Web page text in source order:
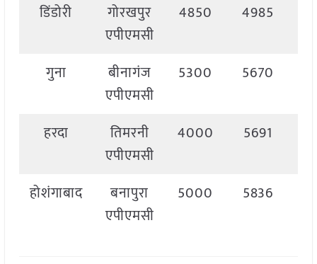
डिंडोरी
गोरखपुर
एपीएमसी
4850 4985
गुना
बीनागंज
एपीएमसी
5300 5670
हरदा
तिमरनी
एपीएमसी
4000 5691
होशंगाबाद
बनापुरा
एपीएमसी
5000 5836